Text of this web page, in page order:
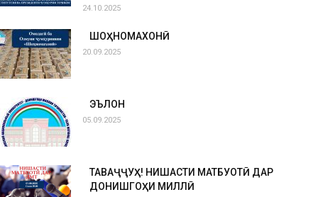
24.10.2025
ШОҲНОМАХОНӢ
20.09.2025
ЭЪЛОН
05.09.2025
ТАВАҶҶУҲ! НИШАСТИ МАТБУОТӢ ДАР
ДОНИШГОҲИ МИЛЛӢ